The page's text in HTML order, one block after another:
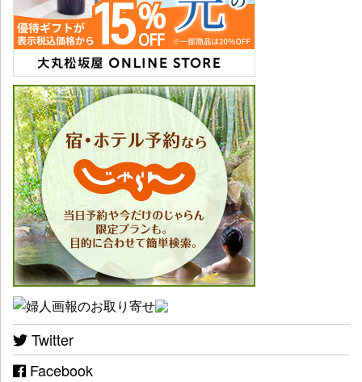
Twitter
Facebook